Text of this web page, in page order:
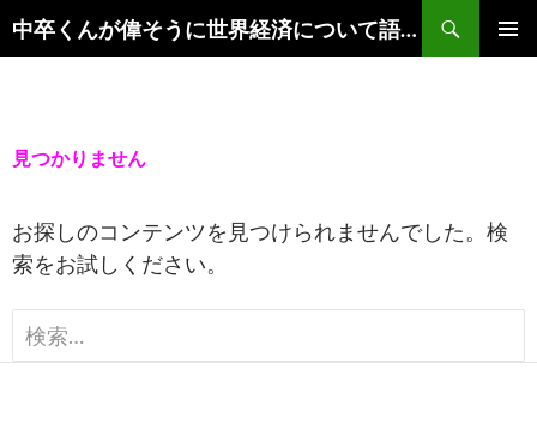
ツ
へ
キ
ッ
プ
中卒くんが偉そうに世界経済について語るブログ
検
索
見つかりません
お探しのコンテンツを見つけられませんでした。検
索をお試しください。
検
索: